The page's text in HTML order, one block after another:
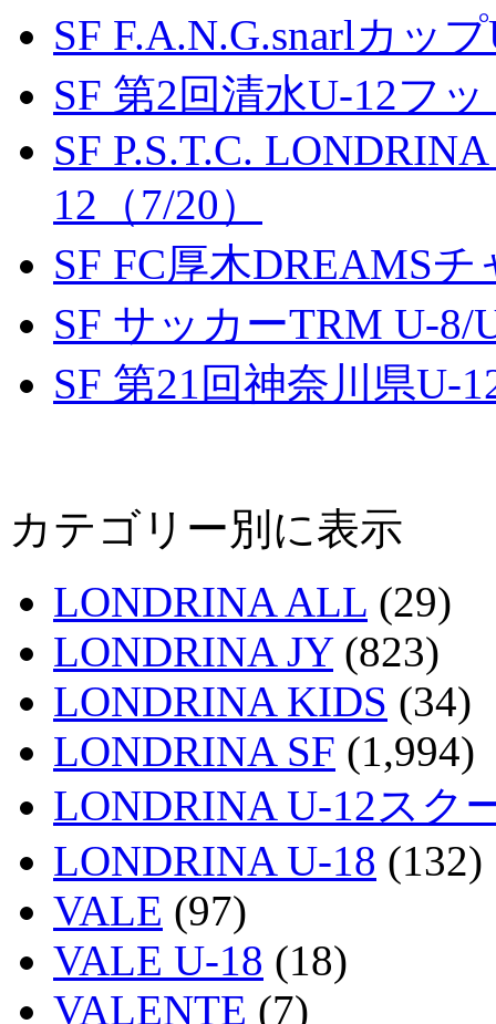
SF F.A.N.G.snarlカッ
SF 第2回清水U-12フ
SF P.S.T.C.
12（7/20）
SF FC厚木DREAMS
SF サッカーTRM U-8/
SF 第21回神奈川県U-
カテゴリー別に表示
LONDRINA ALL (29)
LONDRINA JY(823)
LONDRINA KIDS (34)
LONDRINA SF (1,994)
LONDRINA U-12スク
LONDRINA U-18 (132)
VALE (97)
VALE U-18 (18)
VALENTE (7)